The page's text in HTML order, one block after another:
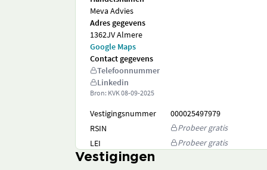
Meva Advies
Adres gegevens
1362JV Almere
Google Maps
Contact gegevens
Telefoonnummer
Linkedin
Bron: KVK08-09-2025
Vestigingsnummer
000025497979
RSIN
Probeer gratis
LEI
Probeer gratis
Vestigingen